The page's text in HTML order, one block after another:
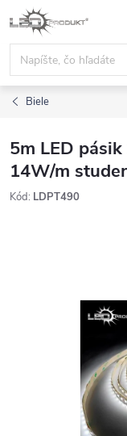
Prejsť
na
obsah
Biele
5m LED
14W/m
Kód: LDPT490